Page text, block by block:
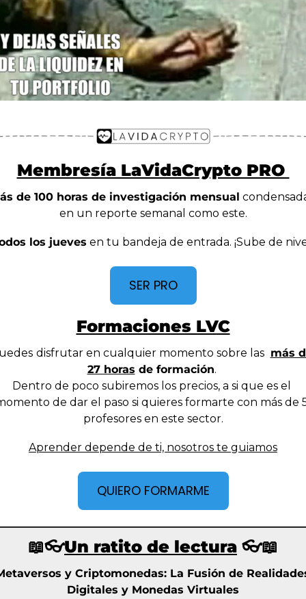
Membresía LaVidaCrypto PRO
de 100 horas de investigación mensual
en un reporte semanal como este.
los jueves en tu bandeja de entrada. ¡Sube de
SER PRO
Formaciones LVC
disfrutar en cualquier momento sobre las más
27 horas de formación.
Dentro de poco subiremos los precios, a si que es el
de dar el paso si quieres formarte con más de
profesores en este sector.
Aprender depende de ti, nosotros te guiamos
QUIERO FORMARME
📖👓Un ratito de lectura 👓📖
y Criptomonedas: La Fusión de
Digitales y Monedas Virtuales